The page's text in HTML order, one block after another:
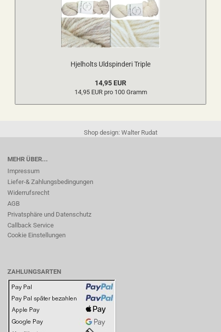
Hjelholts Uldspinderi Triple
14,95 EUR
14,95 EUR pro 100 Gramm
Shop design: Walter Rudat
MEHR ÜBER...
Impressum
Liefer-& Zahlungsbedingungen
Widerrufsrecht
AGB
Privatsphäre und Datenschutz
Callback Service
Cookie Einstellungen
ZAHLUNGSARTEN